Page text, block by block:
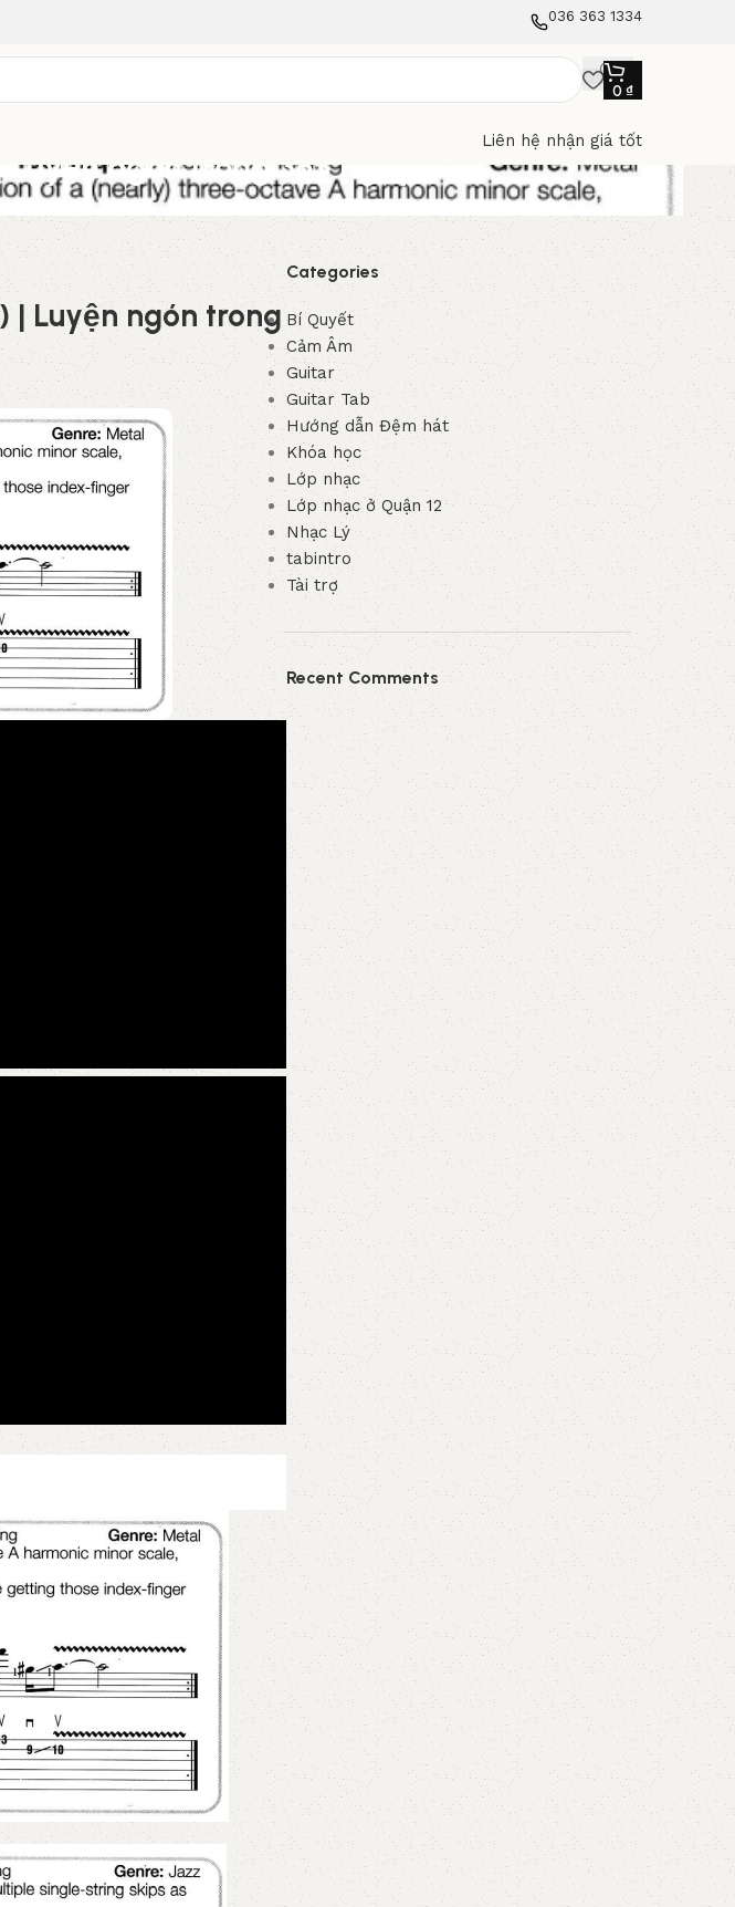
036 363 1334
0 ₫
Liên hệ nhận giá tốt
ngón trong 365 ngày
| Luyện ngón trong
Categories
Bí Quyết
Cảm Âm
Guitar
Guitar Tab
Hướng dẫn Đệm hát
Khóa học
Lớp nhạc
Lớp nhạc ở Quận 12
Nhạc Lý
tabintro
Tài trợ
Recent Comments